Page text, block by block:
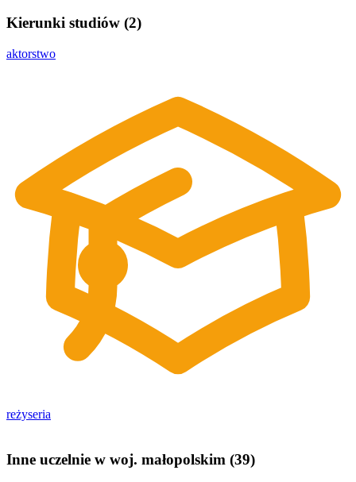
Kierunki studiów (2)
aktorstwo
reżyseria
Inne uczelnie w woj. małopolskim (39)